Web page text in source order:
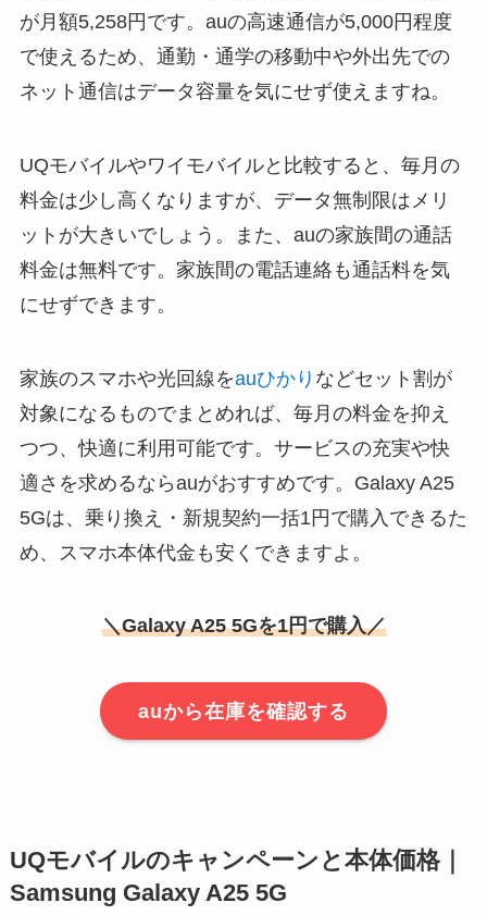
が月額5,258円です。auの高速通信が5,000円程度
で使えるため、通勤・通学の移動中や外出先での
ネット通信はデータ容量を気にせず使えますね。
UQモバイルやワイモバイルと比較すると、毎月の
料金は少し高くなりますが、データ無制限はメリ
ットが大きいでしょう。また、auの家族間の通話
料金は無料です。家族間の電話連絡も通話料を気
にせずできます。
家族のスマホや光回線をauひかり などセット割が
対象になるものでまとめれば、毎月の料金を抑え
つつ、快適に利用可能です。サービスの充実や快
適さを求めるならauがおすすめです。Galaxy A25
5Gは、乗り換え・新規契約一括1円で購入できるた
め、スマホ本体代金も安くできますよ。
＼Galaxy A25 5Gを1円で購入／
auから在庫を確認する
UQモバイルのキャンペーンと本体価格｜
Samsung Galaxy A25 5G